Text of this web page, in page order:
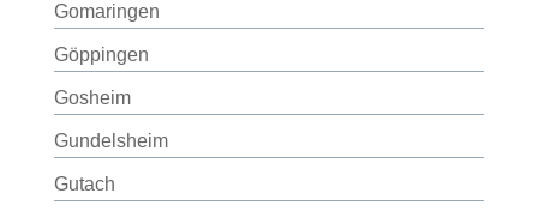
Gomaringen
Göppingen
Gosheim
Gundelsheim
Gutach